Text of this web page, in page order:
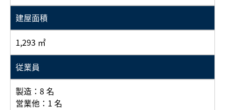
建屋面積
1,293 ㎡
従業員
製造：8 名
営業他：1 名